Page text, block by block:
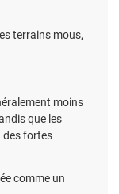
terrains mous,
moins
que les
des fortes
comme un